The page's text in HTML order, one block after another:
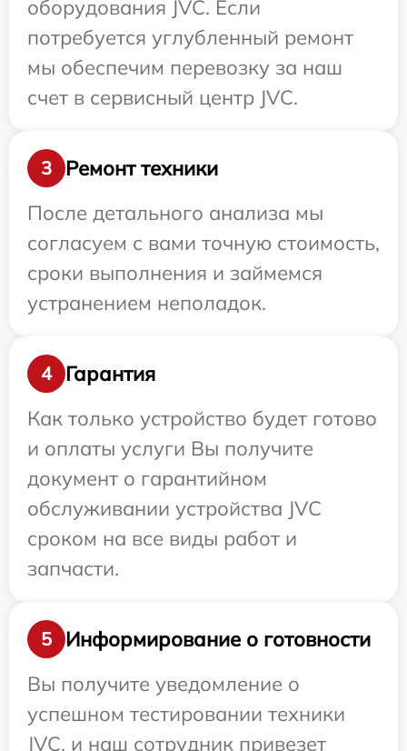
оборудования JVC. Если
потребуется углубленный ремонт
мы обеспечим перевозку за наш
счет в сервисный центр JVC.
3
Ремонт техники
После детального анализа мы
согласуем с вами точную стоимость,
сроки выполнения и займемся
устранением неполадок.
4
Гарантия
Как только устройство будет готово
и оплаты услуги Вы получите
документ о гарантийном
обслуживании устройства JVC
сроком на все виды работ и
запчасти.
5
Информирование о готовности
Вы получите уведомление о
успешном тестировании техники
JVC, и наш сотрудник привезет